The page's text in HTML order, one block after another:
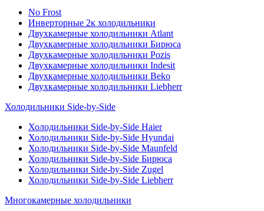
No Frost
Инверторные 2к холодильники
Двухкамерные холодильники Atlant
Двухкамерные холодильники Бирюса
Двухкамерные холодильники Pozis
Двухкамерные холодильники Indesit
Двухкамерные холодильники Beko
Двухкамерные холодильники Liebherr
Холодильники Side-by-Side
Холодильники Side-by-Side Haier
Холодильники Side-by-Side Hyundai
Холодильники Side-by-Side Maunfeld
Холодильники Side-by-Side Бирюса
Холодильники Side-by-Side Zugel
Холодильники Side-by-Side Liebherr
Многокамерные холодильники